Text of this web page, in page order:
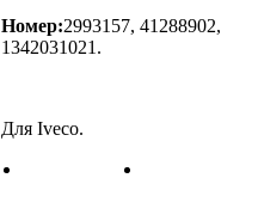
Номер:2993157, 41288902,
1342031021.
Для Iveco.